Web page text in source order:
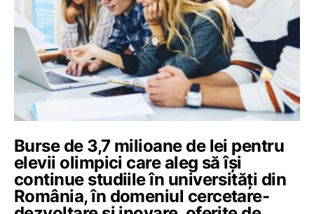
Burse de 3,7 milioane de lei pentru
elevii olimpici care aleg să își
continue studiile în universități din
România, în domeniul cercetare-